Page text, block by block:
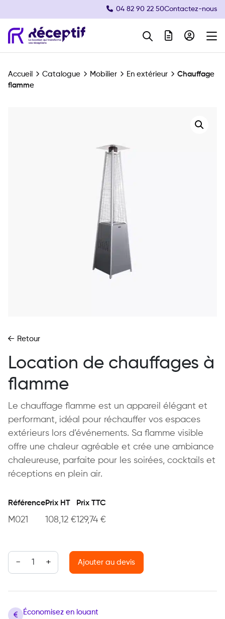
04 82 90 22 50Contactez-nous
Navigation principale
Accueil Catalogue Mobilier En extérieur
Chauffage
flamme
Retour
Location de chauffages à
flamme
Le chauffage flamme est un appareil élégant et
performant, idéal pour réchauffer vos espaces
extérieurs lors d’événements. Sa flamme visible
offre une chaleur agréable et crée une ambiance
chaleureuse, parfaite pour les soirées, cocktails et
réceptions en plein air.
Référence
M021
Prix HT
108,12 €
Prix TTC
129,74 €
quantité de Chauffage flamme
Ajouter au devis
Économisez en louant